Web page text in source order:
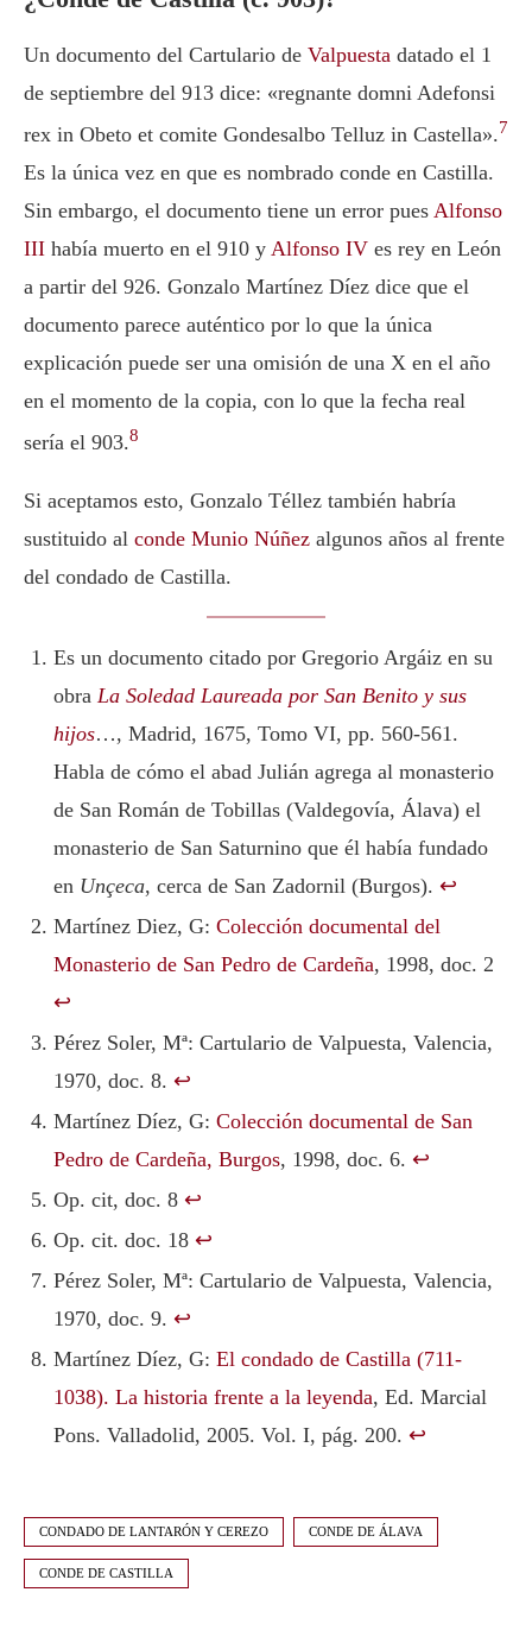
Un documento del Cartulario de Valpuesta datado el 1
de septiembre del 913 dice: «regnante domni Adefonsi
rex in Obeto et comite Gondesalbo Telluz in Castella».7
Es la única vez en que es nombrado conde en Castilla.
Sin embargo, el documento tiene un error pues Alfonso
III había muerto en el 910 y Alfonso IV es rey en León
a partir del 926. Gonzalo Martínez Díez dice que el
documento parece auténtico por lo que la única
explicación puede ser una omisión de una X en el año
en el momento de la copia, con lo que la fecha real
sería el 903.8
Si aceptamos esto, Gonzalo Téllez también habría
sustituido al conde Munio Núñez algunos años al frente
del condado de Castilla.
Es un documento citado por Gregorio Argáiz en su
obra La Soledad Laureada por San Benito y sus
hijos…, Madrid, 1675, Tomo VI, pp. 560-561.
Habla de cómo el abad Julián agrega al monasterio
de San Román de Tobillas (Valdegovía, Álava) el
monasterio de San Saturnino que él había fundado
en Unçeca, cerca de San Zadornil (Burgos). ↩︎
Martínez Diez, G: Colección documental del
Monasterio de San Pedro de Cardeña, 1998, doc. 2
↩︎
Pérez Soler, Mª: Cartulario de Valpuesta, Valencia,
1970, doc. 8. ↩︎
Martínez Díez, G: Colección documental de San
Pedro de Cardeña, Burgos, 1998, doc. 6. ↩︎
Op. cit, doc. 8 ↩︎
Op. cit. doc. 18 ↩︎
Pérez Soler, Mª: Cartulario de Valpuesta, Valencia,
1970, doc. 9. ↩︎
Martínez Díez, G: El condado de Castilla (711-
1038). La historia frente a la leyenda, Ed. Marcial
Pons. Valladolid, 2005. Vol. I, pág. 200. ↩︎
CONDADO DE LANTARÓN Y CEREZO CONDE DE ÁLAVA
CONDE DE CASTILLA